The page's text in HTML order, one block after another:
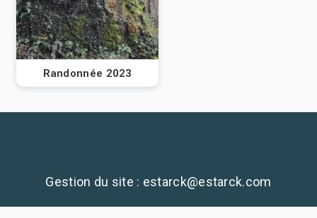
Randonnée 2023
Gestion du site : estarck@estarck.com